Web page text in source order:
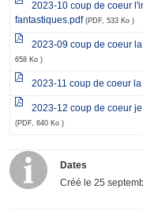
2023-10 coup de coeur
fantastiques.pdf (PDF, 533 Ko )
2023-09 coup de coeur
658 Ko )
2023-11 coup de coeur
2023-12 coup de coeur
(PDF, 640 Ko )
Dates
Créé le 25